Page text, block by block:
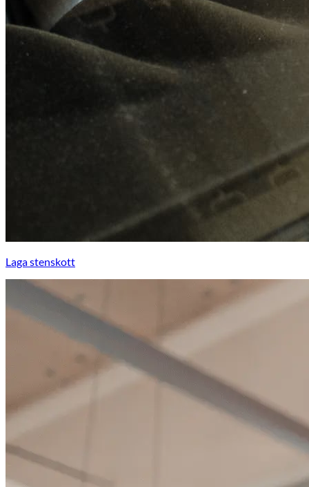
Laga stenskott